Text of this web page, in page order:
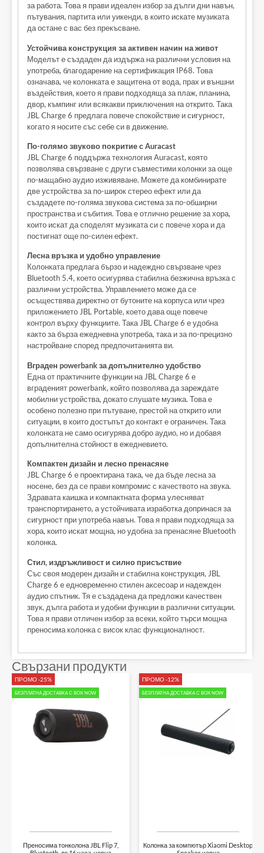
за работа. Това я прави идеален избор за дълги дни навън,
пътувания, партита или уикенди, в които искате музиката
да остане с вас без прекъсване.
Устойчива конструкция за активен начин на живот
Моделът е създаден да издържа на различни условия на
употреба, благодарение на сертификация IP68. Това
означава, че колонката е защитена от вода, прах и външни
въздействия, което я прави подходяща за плаж, планина,
двор, къмпинг или всякакви приключения на открито. Така
JBL Charge 6 предлага повече спокойствие и сигурност,
когато я носите със себе си в движение.
По-голямо звуково покритие с Auracast
JBL Charge 6 поддържа технология Auracast, която
позволява свързване с други съвместими колонки за още
по-мащабно аудио изживяване. Можете да комбинирате
две устройства за по-широк стерео ефект или да
създадете по-голяма звукова система за по-обширни
пространства и събития. Това е отлично решение за хора,
които искат да споделят музиката си с повече хора и да
постигнат още по-силен ефект.
Лесна връзка и удобно управление
Колонката предлага бързо и надеждно свързване чрез
Bluetooth 5.4, което осигурява стабилна безжична връзка с
различни устройства. Управлението може да се
осъществява директно от бутоните на корпуса или чрез
приложението JBL Portable, което дава още повече
контрол върху функциите. Така JBL Charge 6 е удобна
както за бърза ежедневна употреба, така и за по-прецизно
настройване според предпочитанията ви.
Вграден powerbank за допълнително удобство
Една от практичните функции на JBL Charge 6 е
вграденият powerbank, който позволява да зареждате
мобилни устройства, докато слушате музика. Това е
особено полезно при пътуване, престой на открито или
ситуации, в които достъпът до контакт е ограничен. Така
колонката не само осигурява добро аудио, но и добавя
допълнителна стойност в ежедневието.
Компактен дизайн и лесно пренасяне
JBL Charge 6 е проектирана така, че да бъде лесна за
носене, без да се прави компромис с качеството на звука.
Здравата каишка и компактната форма улесняват
транспортирането, а устойчивата изработка допринася за
сигурност при употреба навън. Това я прави подходяща за
хора, които искат мощна, но удобна за пренасяне Bluetooth
колонка.
Стил, издръжливост и силно присъствие
Със своя модерен дизайн и стабилна конструкция, JBL
Charge 6 е едновременно стилен аксесоар и надежден
аудио спътник. Тя е създадена да предложи качествен
звук, дълга работа и удобни функции в различни ситуации.
Това я прави отличен избор за всеки, който търси мощна
преносима колонка с висок клас функционалност.
Свързани продукти
ПРОМО -25%
БЕЗПЛАТНА ДОСТАВКА С BOX NOW
Преносима тонколона JBL Flip 7,
ПРОМО -12%
БЕЗПЛАТНА ДОСТАВКА С BOX NOW
Колонка за компютър Xiaomi Desktop